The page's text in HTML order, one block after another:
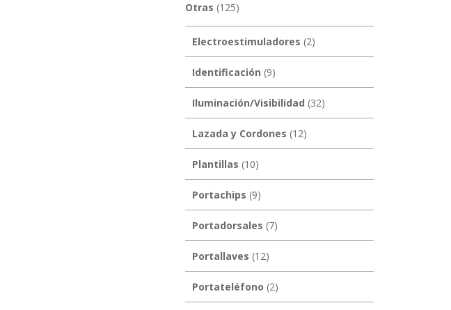
Otras (125)
Electroestimuladores (2)
Identificación (9)
Iluminación/Visibilidad (32)
Lazada y Cordones (12)
Plantillas (10)
Portachips (9)
Portadorsales (7)
Portallaves (12)
Portateléfono (2)